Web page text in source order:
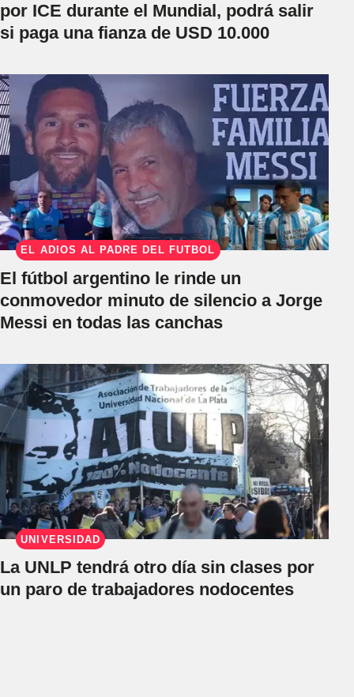
por ICE durante el Mundial, podrá salir
si paga una fianza de USD 10.000
EL ADIÓS AL PADRE DEL FÚTBOL
El fútbol argentino le rinde un
conmovedor minuto de silencio a Jorge
Messi en todas las canchas
UNIVERSIDAD
La UNLP tendrá otro día sin clases por
un paro de trabajadores nodocentes